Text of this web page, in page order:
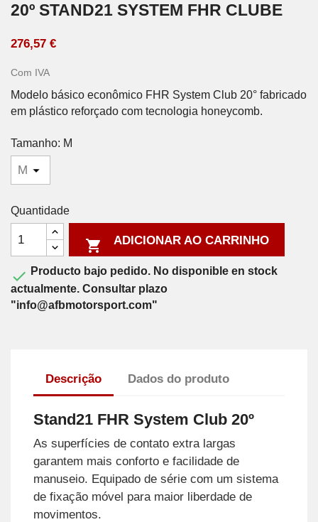
20º STAND21 SYSTEM FHR CLUBE
276,57 €
Com IVA
Modelo básico econômico FHR System Club 20° fabricado
em plástico reforçado com tecnologia honeycomb.
Tamanho: M
Quantidade
 ADICIONAR AO CARRINHO
 Producto bajo pedido. No disponible en stock
actualmente. Consultar plazo
"info@afbmotorsport.com"
Descrição Dados do produto
Stand21 FHR System Club 20º
As superfícies de contato extra largas
garantem mais conforto e facilidade de
manuseio. Equipado de série com um sistema
de fixação móvel para maior liberdade de
movimentos.